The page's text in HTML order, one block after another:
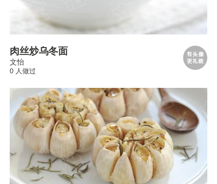
肉丝炒乌冬面
文怡
0 人做过